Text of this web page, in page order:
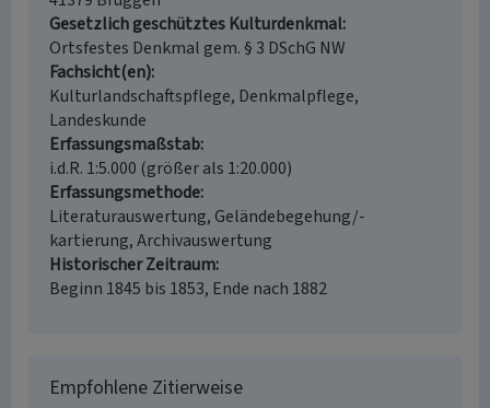
Gesetzlich geschütztes Kulturdenkmal
Ortsfestes Denkmal gem. § 3 DSchG NW
Fachsicht(en)
Kulturlandschaftspflege, Denkmalpflege,
Landeskunde
Erfassungsmaßstab
i.d.R. 1:5.000 (größer als 1:20.000)
Erfassungsmethode
Literaturauswertung, Geländebegehung/-
kartierung, Archivauswertung
Historischer Zeitraum
Beginn 1845 bis 1853, Ende nach 1882
Empfohlene Zitierweise